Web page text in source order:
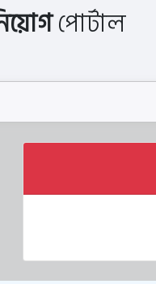
পোর্টাল